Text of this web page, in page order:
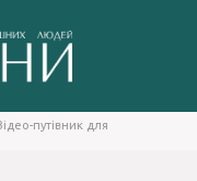
путівник для